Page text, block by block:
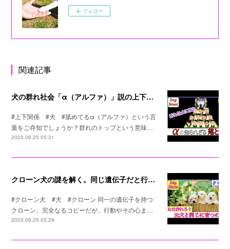
フォロー
関連記事
犬の群れ社会「α（アルファ）」説の上下関係の真実
#上下関係 #犬 #舐めてるα（アルファ）という言
葉をご存知でしょうか？群れのトップという意味…
2023.08.25 05:31
クローン犬の謎を解く。同じ遺伝子だと行動は同じなのか？
#クローン犬 #犬 #クローン 同一の遺伝子を持つ
クローン。完全なるコピーだが、行動やその心ま…
2023.08.25 05:29